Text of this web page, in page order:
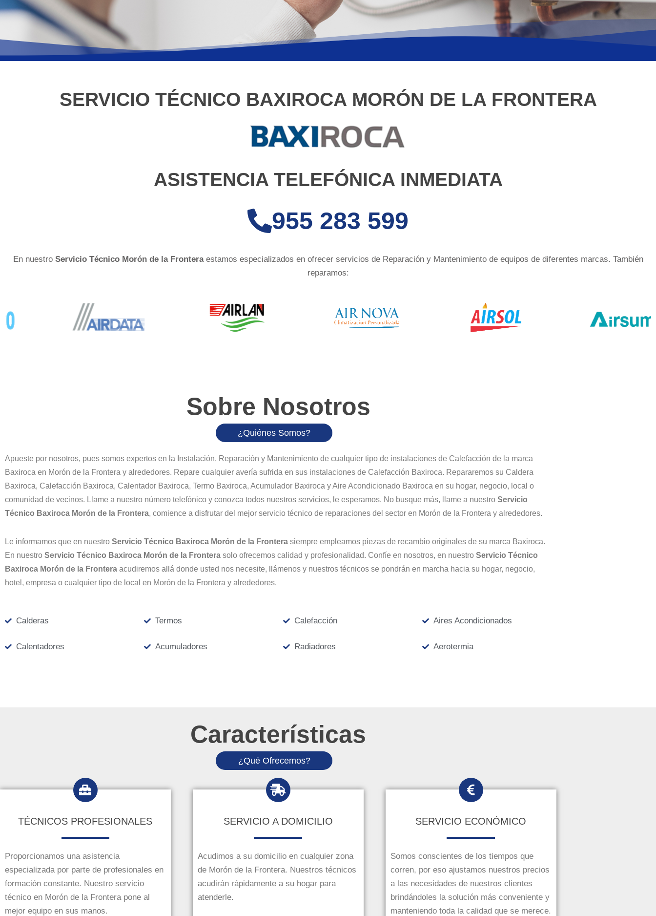
SERVICIO TÉCNICO BAXIROCA MORÓN DE LA FRONTERA
ASISTENCIA TELEFÓNICA INMEDIATA
955 283 599
En nuestro Servicio Técnico Morón de la Frontera estamos especializados en ofrecer servicios de Reparación y Mantenimiento de equipos de diferentes marcas. También
reparamos:
Sobre Nosotros
¿Quiénes Somos?
Apueste por nosotros, pues somos expertos en la Instalación, Reparación y Mantenimiento de cualquier tipo de instalaciones de Calefacción de la marca
Baxiroca en Morón de la Frontera y alrededores. Repare cualquier avería sufrida en sus instalaciones de Calefacción Baxiroca. Repararemos su Caldera
Baxiroca, Calefacción Baxiroca, Calentador Baxiroca, Termo Baxiroca, Acumulador Baxiroca y Aire Acondicionado Baxiroca en su hogar, negocio, local o
comunidad de vecinos. Llame a nuestro número telefónico y conozca todos nuestros servicios, le esperamos. No busque más, llame a nuestro Servicio
Técnico Baxiroca Morón de la Frontera, comience a disfrutar del mejor servicio técnico de reparaciones del sector en Morón de la Frontera y alrededores.
Le informamos que en nuestro Servicio Técnico Baxiroca Morón de la Frontera siempre empleamos piezas de recambio originales de su marca Baxiroca.
En nuestro Servicio Técnico Baxiroca Morón de la Frontera solo ofrecemos calidad y profesionalidad. Confíe en nosotros, en nuestro Servicio Técnico
Baxiroca Morón de la Frontera acudiremos allá donde usted nos necesite, llámenos y nuestros técnicos se pondrán en marcha hacia su hogar, negocio,
hotel, empresa o cualquier tipo de local en Morón de la Frontera y alrededores.
Calderas
Calentadores
Termos
Acumuladores
Calefacción
Radiadores
Aires Acondicionados
Aerotermia
Características
¿Qué Ofrecemos?
TÉCNICOS PROFESIONALES
Proporcionamos una asistencia
especializada por parte de profesionales en
formación constante. Nuestro servicio
técnico en Morón de la Frontera pone al
mejor equipo en sus manos.
SERVICIO A DOMICILIO
Acudimos a su domicilio en cualquier zona
de Morón de la Frontera. Nuestros técnicos
acudirán rápidamente a su hogar para
atenderle.
SERVICIO ECONÓMICO
Somos conscientes de los tiempos que
corren, por eso ajustamos nuestros precios
a las necesidades de nuestros clientes
brindándoles la solución más conveniente y
manteniendo toda la calidad que se merece.